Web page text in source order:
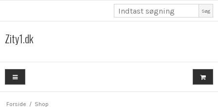
Søg
Zity1.dk
Forside / Shop